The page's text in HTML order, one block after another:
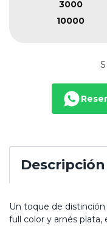
3000
10000
Un toque de
full color y arnés